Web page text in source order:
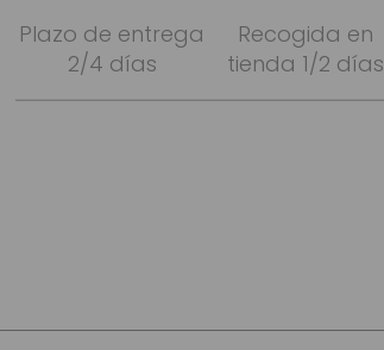
Plazo de entrega
2/4 días
Recogida en
tienda 1/2 días